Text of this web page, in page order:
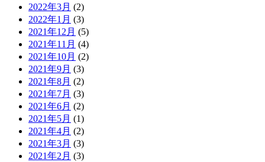
2022年3月 (2)
2022年1月 (3)
2021年12月 (5)
2021年11月 (4)
2021年10月 (2)
2021年9月 (3)
2021年8月 (2)
2021年7月 (3)
2021年6月 (2)
2021年5月 (1)
2021年4月 (2)
2021年3月 (3)
2021年2月 (3)